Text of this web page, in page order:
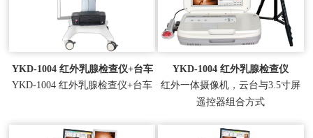
YKD-1004 红外乳腺检查仪+台车
YKD-1004 红外乳腺检查仪+台车
YKD-1004 红外乳腺检查仪
红外一体摄像机，云台与3.5寸屏
遥控器组合方式